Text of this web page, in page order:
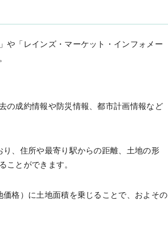
や「レインズ・マーケット・インフォメー
の成約情報や防災情報、都市計画情報など
、住所や最寄り駅からの距離、土地の形
とができます。
格）に土地面積を乗じることで、およその